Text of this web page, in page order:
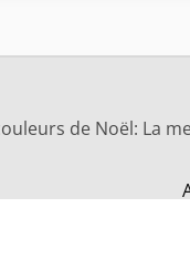
de Noël: La